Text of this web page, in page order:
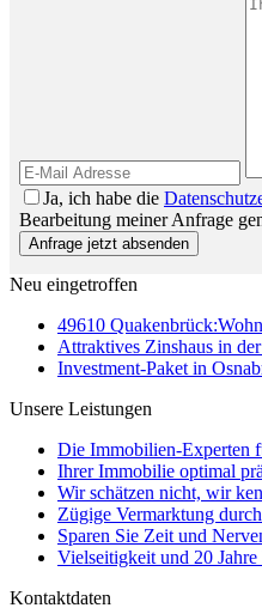
Ja, ich habe die
Bearbeitung meiner Anfrage
Anfrage jetzt absenden
Neu eingetroffen
49610
Attraktives Zinshaus in
Investment-Paket in
Unsere Leistungen
Die Immobilien-Experten
Ihrer Immobilie optimal
Wir schätzen nicht, wir
Zügige Vermarktung
Sparen Sie Zeit und
Vielseitigkeit und 20
Kontaktdaten